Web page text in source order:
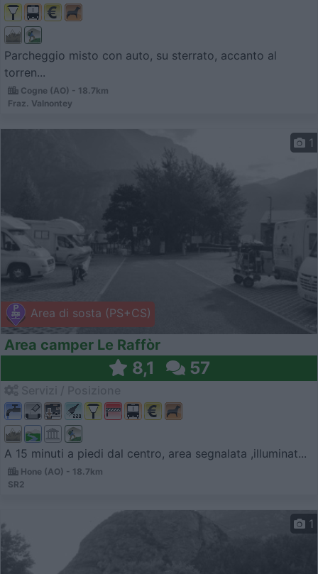
Parcheggio misto con auto, su sterrato, accanto al
torren...
Cogne (AO) - 18.7km
Fraz. Valnontey
Area di sosta (PS+CS)
1
Area camper Le Raffòr
8,1 57
A 15 minuti a piedi dal centro, area segnalata ,illuminat...
Hone (AO) - 18.7km
SR2
1